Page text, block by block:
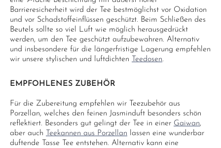
Barrieresicherheit wird der Tee bestmöglichst vor Oxidation
und vor Schadstoffeinflüssen geschützt. Beim Schließen des
Beutels sollte so viel Luft wie möglich herausgedrückt
werden, um den Tee geschützt aufzubewahren. Alternativ
und insbesondere für die längerfristige Lagerung empfehlen
wir unsere stylischen und luftdichten
Teedosen.
EMPFOHLENES ZUBEHÖR
Für die Zubereitung empfehlen wir Teezubehör aus
Porzellan, welches den feinen Jasminduft besonders schön
reflektiert. Besonders gut gelingt der Tee in einer Gaiwan,
aber auch
Teekannen aus Porzellan lassen eine wunderbar
duftende Tasse Tee entstehen. Alternativ kann eine